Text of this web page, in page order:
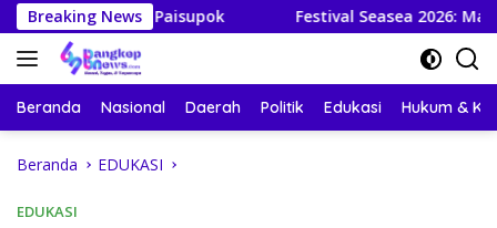
Langsung
ke
konten
Breaking News
Paisupok Festival Seasea 2026: Mahasiswa KKN-
Beranda Nasional Daerah Politik Edukasi Hukum &
Beranda EDUKASI
EDUKASI